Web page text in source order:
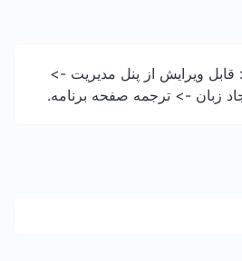
ویرایش از پنل مدیریت ->
زبان -> ترجمه صفحه برنامه.